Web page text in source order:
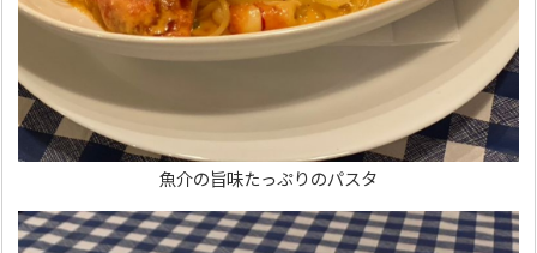
魚介の旨味たっぷりのパスタ